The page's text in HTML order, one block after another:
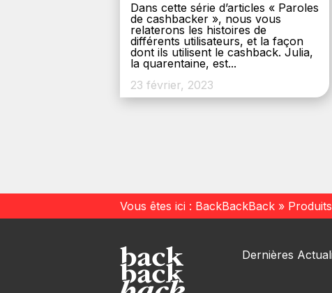
Dans cette série d’articles « Paroles
de cashbacker », nous vous
relaterons les histoires de
différents utilisateurs, et la façon
dont ils utilisent le cashback. Julia,
la quarentaine, est...
23 février, 2023
Vous êtes ici : BackBackBack » Produits
Dernières